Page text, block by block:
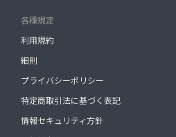
各種規定
利用規約
細則
プライバシーポリシー
特定商取引法に基づく表記
情報セキュリティ方針